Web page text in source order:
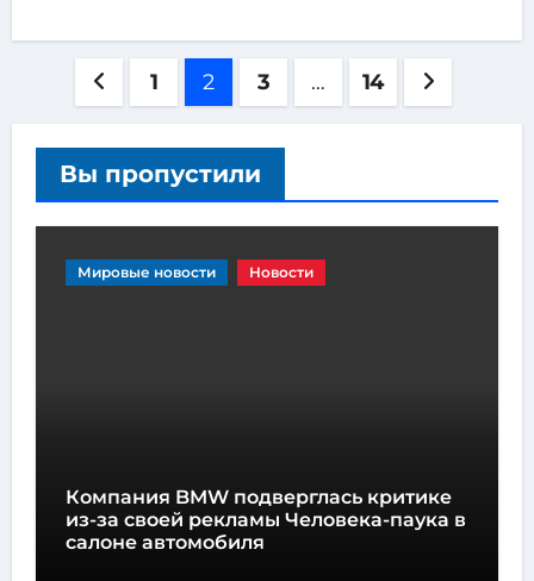
1 2 3 … 14
Вы пропустили
Мировые новости Новости
Компания BMW подверглась критике
из-за своей рекламы Человека-паука в
салоне автомобиля